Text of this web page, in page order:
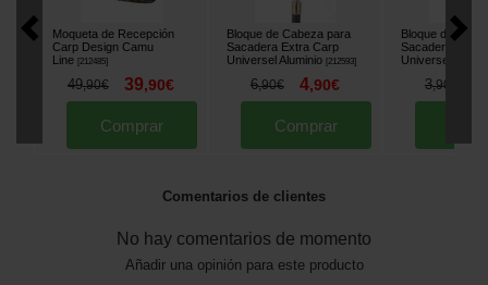
Moqueta de Recepción
Carp Design Camu
Line [212485]
49,90€ 39,90€
Comprar
Bloque de Cabeza para
Sacadera Extra Carp
Universel Aluminio [212593]
6,90€ 4,90€
Comprar
Bloque de
Sacadera Extra
Universel ABS
3,90
Comentarios de clientes
No hay comentarios de momento
Añadir una opinión para este producto